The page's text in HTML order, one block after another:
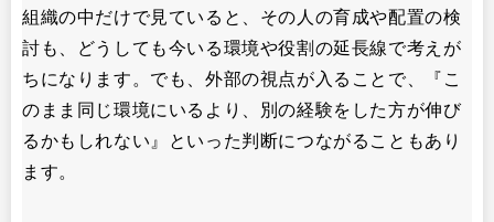
組織の中だけで見ていると、その人の育成や配置の検
討も、どうしても今いる環境や役割の延長線で考えが
ちになります。でも、外部の視点が入ることで、『こ
のまま同じ環境にいるより、別の経験をした方が伸び
るかもしれない』といった判断につながることもあり
ます。